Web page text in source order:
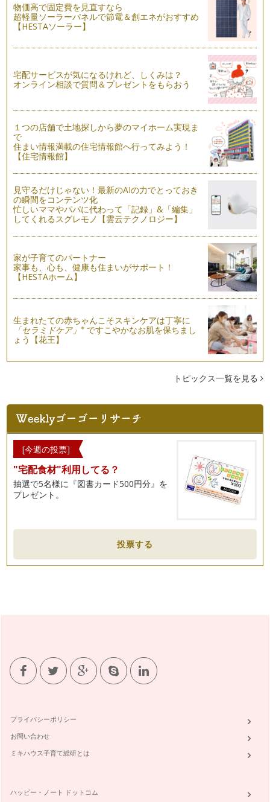
物価高で固定費を見直すなら
超軽量ソーラーパネルで節電＆創エネがおすすめ
【HESTAソーラー】
宅配サービスが気になるけれど、しくみは？
オンライン相談で質問＆プレゼントをもらおう
１つの店舗で土地探しから夢のマイホーム実現ま
で
住まい情報満載の住宅情報館へ行ってみよう！
【住宅情報館】
見守るだけじゃない！最新のAIの力でとっておき
の瞬間をコンテンツ化
忙しいママやパパに代わって「記録」&「編集」
してくれるスグレモノ【雲云テクノロジー】
家が子育てのパートナー
家事も、心も、健康も住まいがサポート！
【HESTAホーム】
生まれたての赤ちゃんこそスキンケアは丁寧に
「セラミドケア」※ ですこやかなお肌を保ちまし
ょう【花王】
トピックス一覧を見る
[今週の投票]
"宅配食材"利用してる？
抽選で5名様に『図書カード500円分』を
プレゼント。
投票する
プライバシーポリシー
お問い合わせ
ミキハウス子育て総研とは
ハッピー・ノート ドットコム